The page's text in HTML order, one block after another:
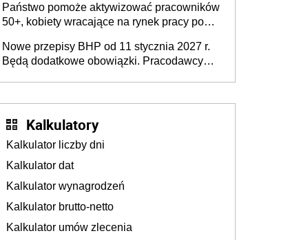
Państwo pomoże aktywizować pracowników
50+, kobiety wracające na rynek pracy po
osoby neuroatypowe. Powstanie Fundusz
na rzecz Inkluzywności w Zatrudnianiu?
Nowe przepisy BHP od 11 stycznia 2027 r.
Będą dodatkowe obowiązki. Pracodawcy
Kalkulatory
Kalkulator liczby dni
Kalkulator dat
Kalkulator wynagrodzeń
Kalkulator brutto-netto
Kalkulator umów zlecenia